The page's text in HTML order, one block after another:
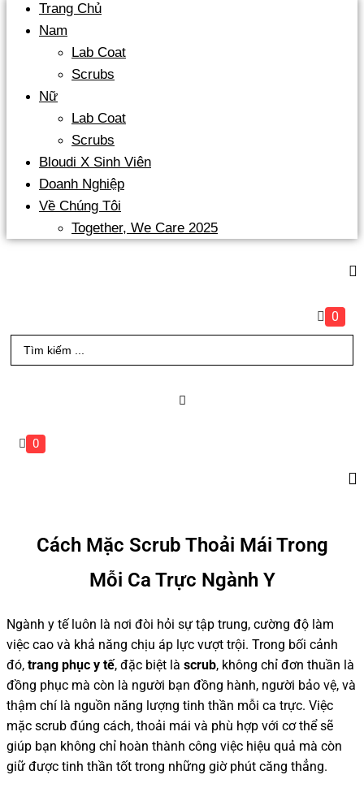
Trang Chủ
Nam
Lab Coat
Scrubs
Nữ
Lab Coat
Scrubs
Bloudi X Sinh Viên
Doanh Nghiệp
Về Chúng Tôi
Together, We Care 2025
0
Search
...
0
Cách Mặc Scrub Thoải Mái Trong
Mỗi Ca Trực Ngành Y
Ngành y tế luôn là nơi đòi hỏi sự tập trung, cường độ làm
việc cao và khả năng chịu áp lực vượt trội. Trong bối cảnh
đó, trang phục y tế, đặc biệt là scrub, không chỉ đơn thuần là
đồng phục mà còn là người bạn đồng hành, người bảo vệ, và
thậm chí là nguồn năng lượng tinh thần mỗi ca trực. Việc
mặc scrub đúng cách, thoải mái và phù hợp với cơ thể sẽ
giúp bạn không chỉ hoàn thành công việc hiệu quả mà còn
giữ được tinh thần tốt trong những giờ phút căng thẳng.